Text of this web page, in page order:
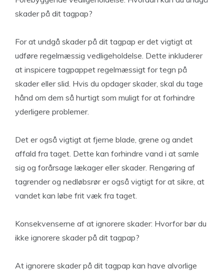
skader på dit tagpap?
For at undgå skader på dit tagpap er det vigtigt at
udføre regelmæssig vedligeholdelse. Dette inkluderer
at inspicere tagpappet regelmæssigt for tegn på
skader eller slid. Hvis du opdager skader, skal du tage
hånd om dem så hurtigt som muligt for at forhindre
yderligere problemer.
Det er også vigtigt at fjerne blade, grene og andet
affald fra taget. Dette kan forhindre vand i at samle
sig og forårsage lækager eller skader. Rengøring af
tagrender og nedløbsrør er også vigtigt for at sikre, at
vandet kan løbe frit væk fra taget.
Konsekvenserne af at ignorere skader: Hvorfor bør du
ikke ignorere skader på dit tagpap?
At ignorere skader på dit tagpap kan have alvorlige